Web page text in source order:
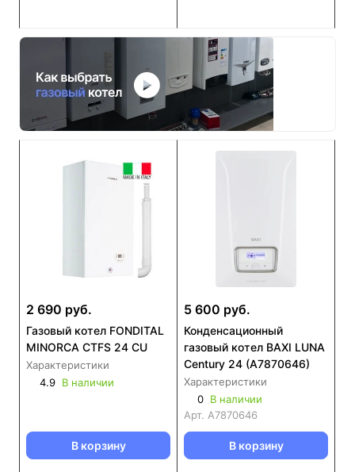
2 690 руб.
Газовый котел FONDITAL
MINORCA CTFS 24 CU
Характеристики
4.9 В наличии
В корзину
5 600 руб.
Конденсационный
газовый котел BAXI LUNA
Century 24 (А7870646)
Характеристики
0 В наличии
Арт. А7870646
В корзину